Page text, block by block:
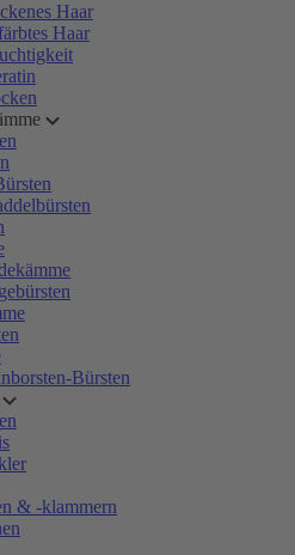
Haar
Haar
Bürsten
& -klammern